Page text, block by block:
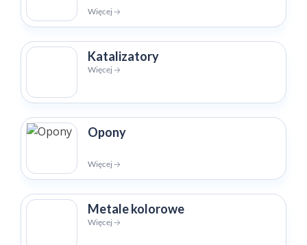
Więcej 🡢
Katalizatory
Więcej 🡢
Opony
Więcej 🡢
Metale kolorowe
Więcej 🡢